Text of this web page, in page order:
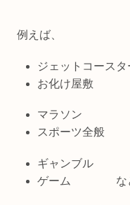
例えば、
ジェットコースタ
お化け屋敷
マラソン
スポーツ全般
ギャンブル
ゲーム な